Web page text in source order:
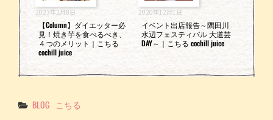
2023年2月8日
【Column】ダイエッター必
見！焼き芋を食べるべき、
４つのメリット｜こちる
cochill juice
2020年12月1日
イベント出店報告～隅田川
水辺フェスティバル 大道芸
DAY～｜こちる cochill juice
Categories
BLOG こちる